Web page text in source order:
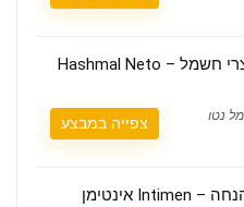
מבצעים על מוצרי חשמל – Hashmal Neto
צפייה במבצע